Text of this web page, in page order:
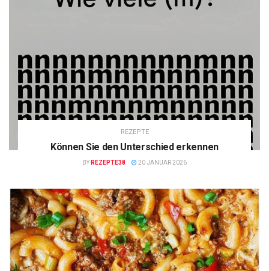
REZEPTE
Können Sie den Unterschied erkennen
BY REZEPTE38 20 JANUAR 2026